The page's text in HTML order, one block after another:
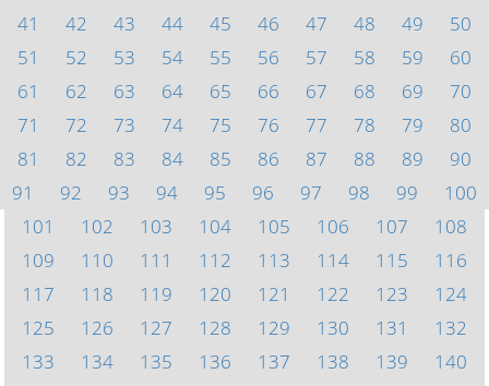
41
42 43 44 45 46 47 48 49
50
51
52 53 54 55 56 57 58 59
60
61
62 63 64 65 66 67 68 69
70
71
72 73 74 75 76 77 78 79
80
81
82 83 84 85 86 87 88 89
90
91
92 93 94 95 96 97 98 99
100
101
102 103 104 105 106 107
108
109
110 111 112 113 114 115
116
117
118 119 120 121 122 123
124
125
126 127 128 129 130 131
132
133
134 135 136 137 138 139
140